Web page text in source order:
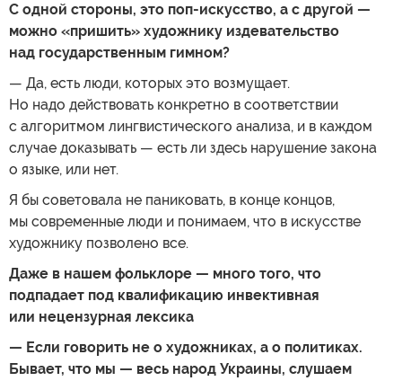
С одной стороны, это поп-искусство, а с другой —
можно «пришить» художнику издевательство
над государственным гимном?
— Да, есть люди, которых это возмущает.
Но надо действовать конкретно в соответствии
с алгоритмом лингвистического анализа, и в каждом
случае доказывать — есть ли здесь нарушение закона
о языке, или нет.
Я бы советовала не паниковать, в конце концов,
мы современные люди и понимаем, что в искусстве
художнику позволено все.
Даже в нашем фольклоре — много того, что
подпадает под квалификацию инвективная
или нецензурная лексика
— Если говорить не о художниках, а о политиках.
Бывает, что мы — весь народ Украины, слушаем